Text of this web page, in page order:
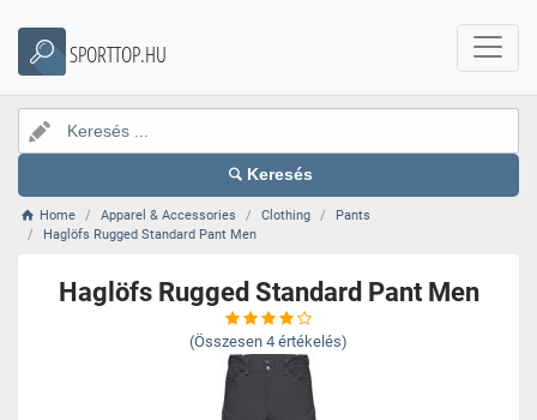
SPORTTOP.HU
Keresés
Home Apparel & Accessories Clothing
Pants
Haglöfs Rugged Standard Pant Men
Haglöfs Rugged Standard Pant Men
(Összesen 4 értékelés)